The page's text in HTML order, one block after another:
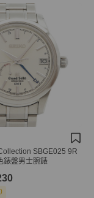
SBGE025 9R
錶盤男士腕錶